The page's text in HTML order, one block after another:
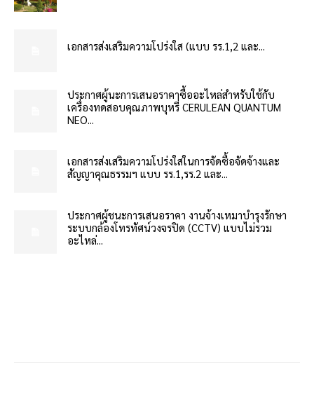
เอกสารส่งเสริมความโปร่งใส (แบบ รร.1,2 และ...
ประกาศผู้นะการเสนอราคาซื้ออะไหล่สำหรับใช้กับ
เครื่องทดสอบคุณภาพบุหรี่ CERULEAN QUANTUM
NEO...
เอกสารส่งเสริมความโปร่งใสในการจัดซื้อจัดจ้างและ
สัญญาคุณธรรมฯ แบบ รร.1,รร.2 และ...
ประกาศผู้ชนะการเสนอราคา งานจ้างเหมาบำรุงรักษา
ระบบกล้องโทรทัศน์วงจรปิด (CCTV) แบบไม่รวม
อะไหล่...